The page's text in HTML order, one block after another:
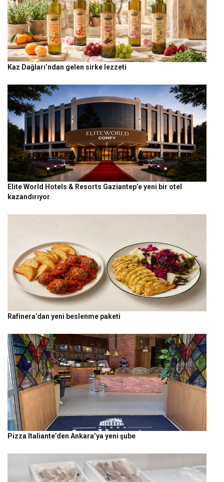
Kaz Dağları’ndan gelen sirke lezzeti
Elite World Hotels & Resorts Gaziantep’e yeni bir otel
kazandırıyor
Rafinera’dan yeni beslenme paketi
Pizza Italiante’den Ankara’ya yeni şube